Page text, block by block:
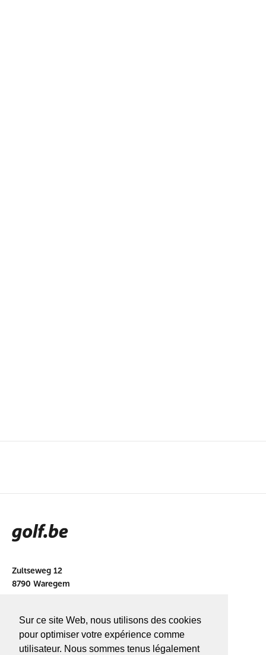
Sur ce site Web, nous utilisons des cookies
pour optimiser votre expérience comme
utilisateur. Nous sommes tenus légalement
Zultseweg 12
8790 Waregem
BE 0466527339